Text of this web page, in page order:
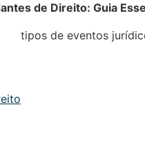
de Direito: Guia